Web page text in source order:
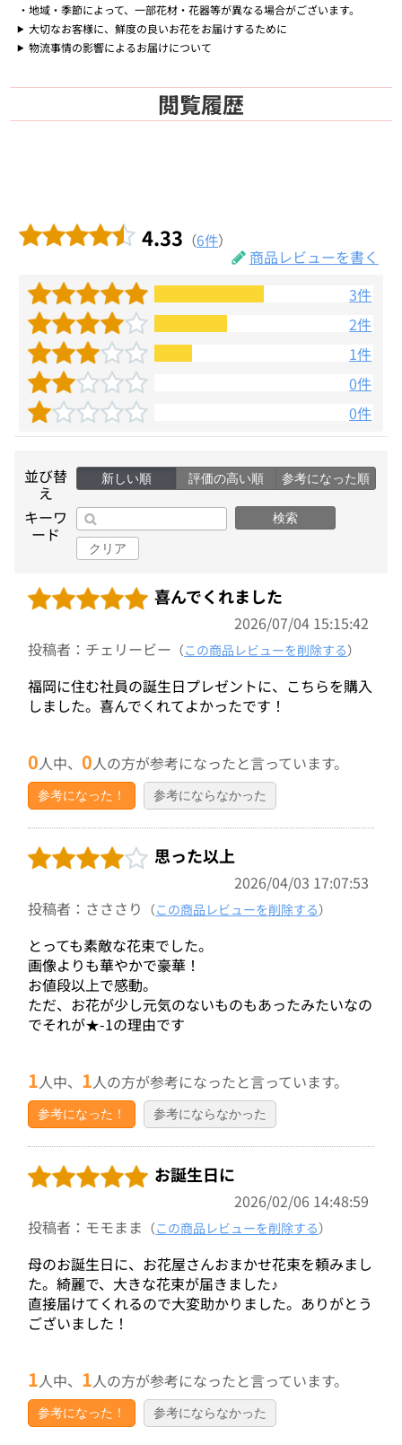
地域・季節によって、一部花材・花器等が異なる場合がございます。
大切なお客様に、鮮度の良いお花をお届けするために
物流事情の影響によるお届けについて
閲覧履歴
4.33 （6件）
商品レビューを書く
3件
2件
1件
0件
0件
並び替
え
新しい順 評価の高い順 参考になった順
キーワ
ード
検索
クリア
喜んでくれました
2026/07/04 15:15:42
投稿者：チェリービー （この商品レビューを削除する）
福岡に住む社員の誕生日プレゼントに、こちらを購入
しました。喜んでくれてよかったです！
0人中、0人の方が参考になったと言っています。
参考になった！ 参考にならなかった
思った以上
2026/04/03 17:07:53
投稿者：さささり （この商品レビューを削除する）
とっても素敵な花束でした。
画像よりも華やかで豪華！
お値段以上で感動。
ただ、お花が少し元気のないものもあったみたいなの
でそれが★-1の理由です
1人中、 1人の方が参考になったと言っています。
参考になった！ 参考にならなかった
お誕生日に
2026/02/06 14:48:59
投稿者：モモまま （この商品レビューを削除する）
母のお誕生日に、お花屋さんおまかせ花束を頼みまし
た。綺麗で、大きな花束が届きました♪
直接届けてくれるので大変助かりました。ありがとう
ございました！
1人中、 1人の方が参考になったと言っています。
参考になった！ 参考にならなかった